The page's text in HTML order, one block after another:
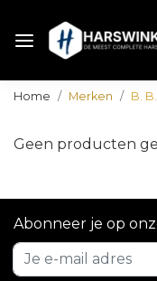
Home Merken B.
Geen producten
Abonneer je op